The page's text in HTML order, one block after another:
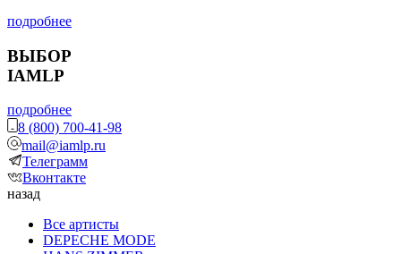
подробнее
ВЫБОР
IAMLP
подробнее
8 (800) 700-41-98
mail@iamlp.ru
Телеграмм
Вконтакте
назад
Все артисты
DEPECHE MODE